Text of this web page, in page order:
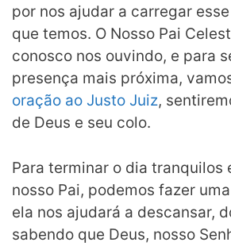
por nos ajudar a carregar
que temos. O Nosso Pai
conosco nos ouvindo, e para
presença mais próxima,
oração ao Justo Juiz,
de Deus e seu colo.
Para terminar o dia tranquilos
nosso Pai, podemos fazer uma
ela nos ajudará a descansar,
sabendo que Deus, nosso